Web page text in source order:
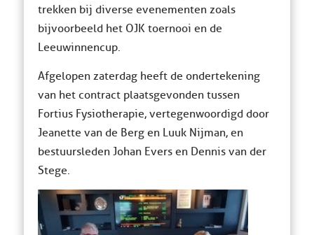
trekken bij diverse evenementen zoals
bijvoorbeeld het OJK toernooi en de
Leeuwinnencup.
Afgelopen zaterdag heeft de ondertekening
van het contract plaatsgevonden tussen
Fortius Fysiotherapie, vertegenwoordigd door
Jeanette van de Berg en Luuk Nijman, en
bestuursleden Johan Evers en Dennis van der
Stege.